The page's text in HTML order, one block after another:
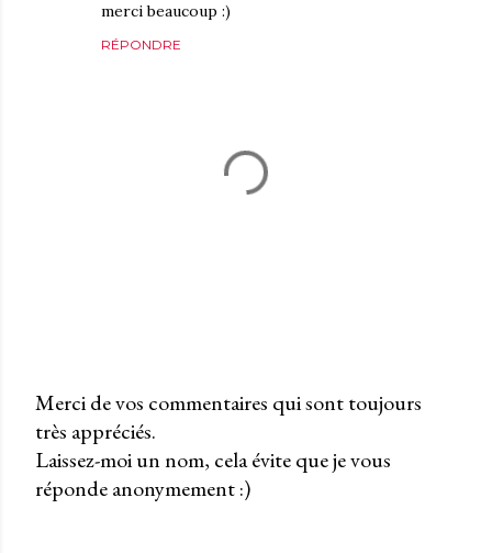
merci beaucoup :)
RÉPONDRE
P
u
b
Merci de vos commentaires qui sont toujours
très appréciés.
Laissez-moi un nom, cela évite que je vous
réponde anonymement :)